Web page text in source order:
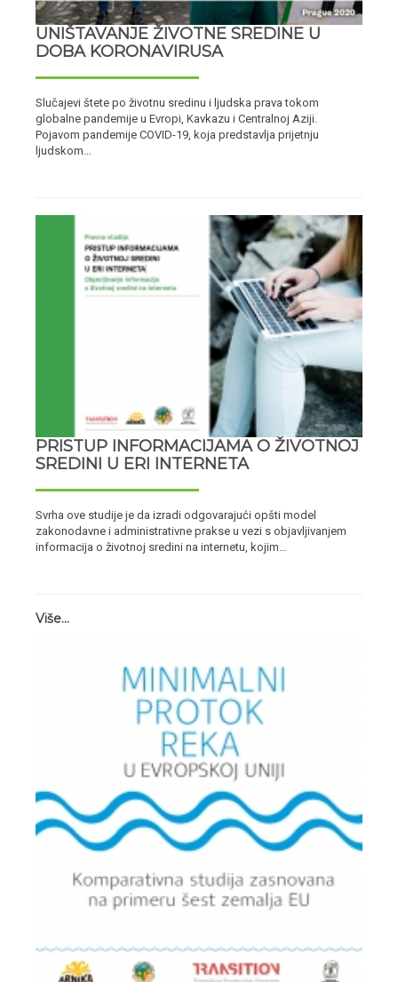
UNIŠTAVANJE ŽIVOTNE SREDINE U
DOBA KORONAVIRUSA
Slučajevi štete po životnu sredinu i ljudska prava tokom
globalne pandemije u Evropi, Kavkazu i Centralnoj Aziji.
Pojavom pandemije COVID-19, koja predstavlja prijetnju
ljudskom…
PRISTUP INFORMACIJAMA O ŽIVOTNOJ
SREDINI U ERI INTERNETA
Svrha ove studije je da izradi odgovarajući opšti model
zakonodavne i administrativne prakse u vezi s objavljivanjem
informacija o životnoj sredini na internetu, kojim…
Više...